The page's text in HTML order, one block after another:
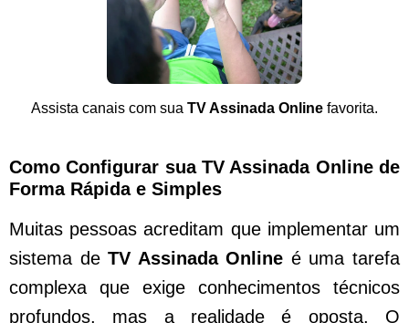
Assista canais com sua TV Assinada Online favorita.
Como Configurar sua TV Assinada Online de
Forma Rápida e Simples
Muitas pessoas acreditam que implementar um
sistema deTV Assinada Online é uma tarefa
complexa que exige conhecimentos técnicos
profundos, mas a realidade é oposta. O